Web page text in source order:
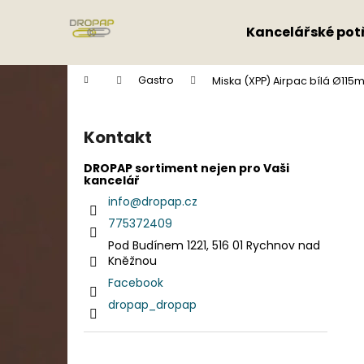
Kancelářské
Domů Gastro Miska (XPP) Airpac bílá
Kontakt
DROPAP sortiment nejen pro Vaši
kancelář
info@dropap.cz
775372409
Pod Budínem 1221, 516 01 Rychnov nad
Kněžnou
Facebook
dropap_dropap
í
Zpět
do
Zpět
do